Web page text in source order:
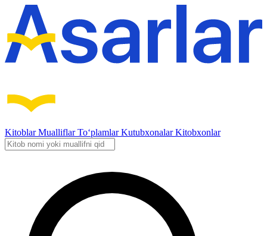
KitoblarMualliflarTo‘plamlarKutubxonalarKitobxonlar